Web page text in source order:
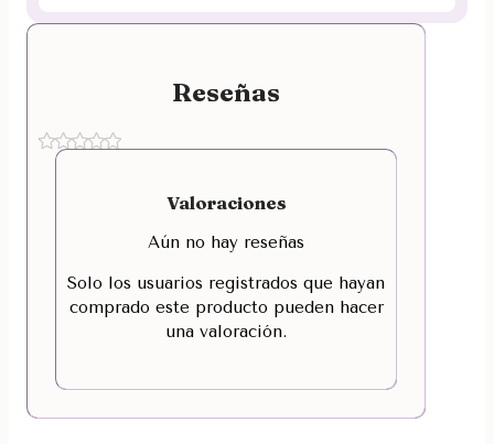
Reseñas
Valoraciones
Aún no hay reseñas
Solo los usuarios registrados que hayan
comprado este producto pueden hacer
una valoración.